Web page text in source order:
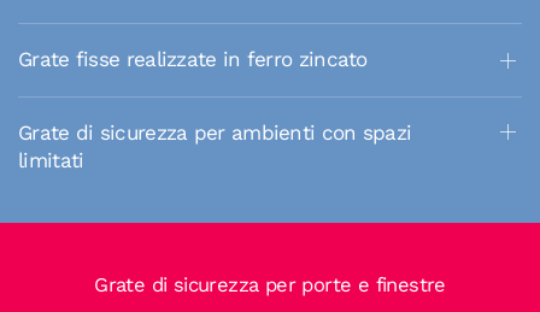
Grate fisse realizzate in ferro zincato
Grate di sicurezza per ambienti con spazi
limitati
Grate di sicurezza per porte e finestre